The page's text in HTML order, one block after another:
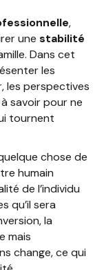
,
une stabilité
Dans cet
les
les perspectives
savoir pour ne
tournent
chose de
humain
de l’individu
qu’il sera
la
mais
change, ce qui